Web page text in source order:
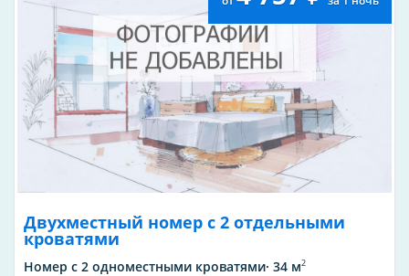
Двухместный номер с 2 отдельными
кроватями
Номер с 2 одноместными кроватями· 34 м2